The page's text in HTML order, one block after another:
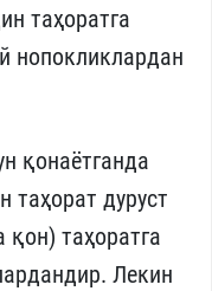
таҳоратга
нопокликлардан
қонаётганда
таҳорат дуруст
қон) таҳоратга
Лекин